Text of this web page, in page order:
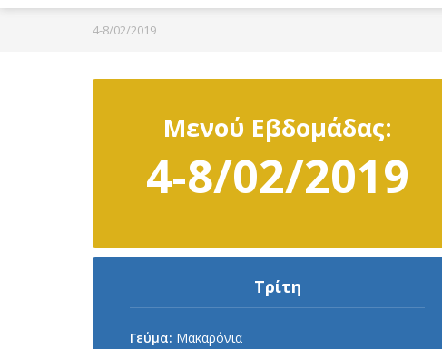
4-8/02/2019
Μενού Εβδομάδας:
4-8/02/2019
Τρίτη
Γεύμα: Μακαρόνια